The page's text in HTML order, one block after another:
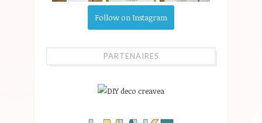
Follow on Instagram
PARTENAIRES